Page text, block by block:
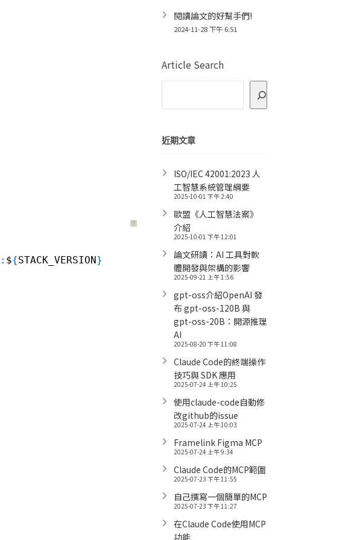
？
: ${STACK_VERSION }
閱讀論文的好幫手們!
2024-11-28 下午 6:51
Article Search
近期文章
ISO/IEC 42001:2023 人
工智慧系統管理綱要
2025-10-01 下午 2:40
歐盟《人工智慧法案》
介紹
2025-10-01 下午 12:01
論文研讀：AI 工具對軟
體開發與架構的影響
2025-09-21 上午 1:56
gpt-oss介紹OpenAI 發
布 gpt-oss-120B 與
gpt-oss-20B：開源推理
AI
2025-08-20 下午 11:08
Claude Code的終端操作
技巧與 SDK 應用
2025-07-24 上午 10:25
使用claude-code自動修
改github的issue
2025-07-24 上午 10:03
Framelink Figma MCP
2025-07-24 上午 9:34
Claude Code的MCP範圍
2025-07-23 下午 11:55
自己撰寫一個簡單的MCP
2025-07-23 下午 11:27
在Claude Code使用MCP
功能